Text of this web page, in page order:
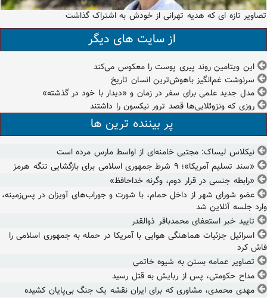
تصاویر تازه ای که هدیه تهرانی از خودش به اشتراک گذاشت
از سایت های دیگر
این ویتامین روند پیری پوست را معکوس می‌کند
سرنوشت غم‌انگیز باهوش‌ترین انسان تاریخ
مدل جدید علمی برای سفر در زمان و «دیدار با خود در گذشته»
روزی که ونزوئلایی‌ها قصد ترور نیکسون را داشتند
پر بیننده ترین ها
نیکلاس لیساک: مجتبی خامنه‌ای از اواسط مارس مرده است
«سند تسلیم آمریکا»؛ ۹ شرط جمهوری اسلامی برای بازگشایی تنگه هرمز
«رابطه جنسی در قرار دوم، وگرنه خداحافظ»
عضو شورای شهر از داخل حمام، با شورت و جوراب‌های آویزان در پس‌زمینه،
وارد جلسه آنلاین شد
تایید خبر استعفای محمدباقر ذوالقدر
اسرائیل جزئیات هماهنگی هوایی با آمریکا در حمله به جمهوری اسلامی را
فاش کرد
تصاویر عمامه بستن به شیوه خاتمی
مداح حکومتی، پس از ربایش به قتل رسید
مهدی محمدی، مشاوری که برای ایران نقشه یک جنگ بی‌پایان کشیده